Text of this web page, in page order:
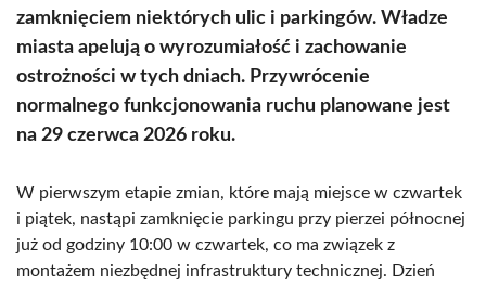
zamknięciem niektórych ulic i parkingów. Władze
miasta apelują o wyrozumiałość i zachowanie
ostrożności w tych dniach. Przywrócenie
normalnego funkcjonowania ruchu planowane jest
na 29 czerwca 2026 roku.
W pierwszym etapie zmian, które mają miejsce w czwartek
i piątek, nastąpi zamknięcie parkingu przy pierzei północnej
już od godziny 10:00 w czwartek, co ma związek z
montażem niezbędnej infrastruktury technicznej. Dzień